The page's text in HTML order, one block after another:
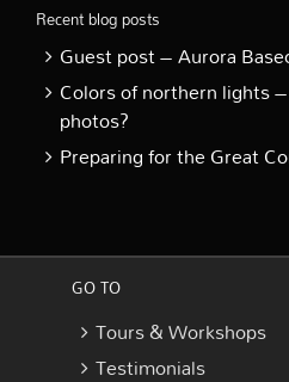
Recent blog posts
Guest post – Aurora
Colors of northern lights
photos?
Preparing for the Great
GO TO
Tours & Workshops
Testimonials